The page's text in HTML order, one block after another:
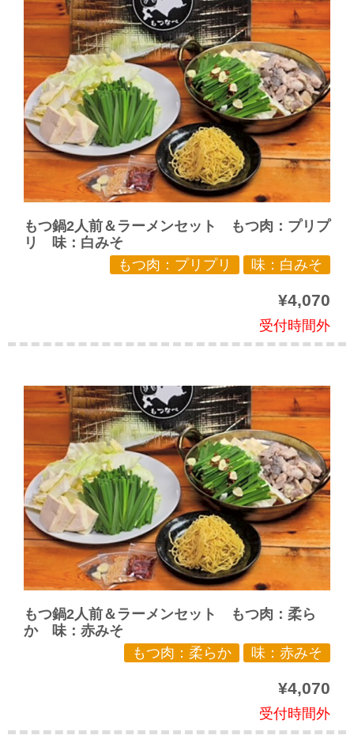
もつ鍋2人前＆ラーメンセット もつ肉：プリプ
リ 味：白みそ
もつ肉：プリプリ
味：白みそ
¥4,070
受付時間外
もつ鍋2人前＆ラーメンセット もつ肉：柔ら
か 味：赤みそ
もつ肉：柔らか
味：赤みそ
¥4,070
受付時間外